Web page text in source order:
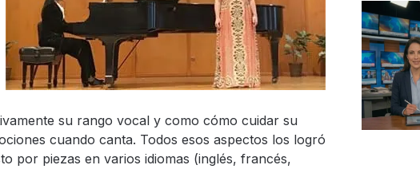
su rango vocal y como cómo cuidar su
cuando canta. Todos esos aspectos los logró
por piezas en varios idiomas (inglés, francés,